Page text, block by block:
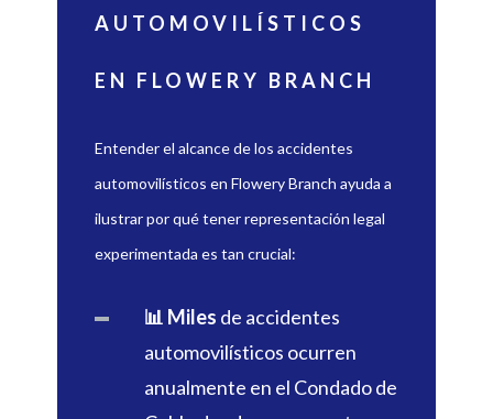
AUTOMOVILÍSTICOS
EN FLOWERY BRANCH
Entender el alcance de los accidentes
automovilísticos en Flowery Branch ayuda a
ilustrar por qué tener representación legal
experimentada es tan crucial:
📊 Miles de accidentes
automovilísticos ocurren
anualmente en el Condado de